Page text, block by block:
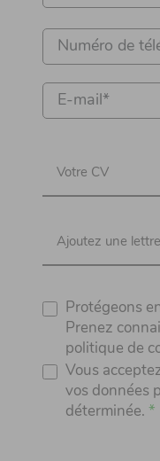
Votre CV
Ajoutez une
Protégeons
Prenez
politique de
Vous
vos données
déterminée.